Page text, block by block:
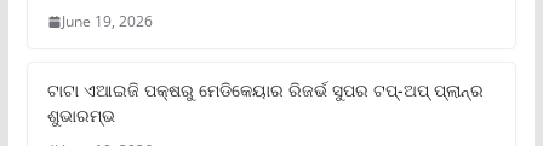
June 19, 2026
ଟାଟା ଏଆଇଜି ପକ୍ଷରୁ ମେଡିକେୟାର ରିଜର୍ଭ ସୁପର ଟପ୍‌-ଅପ୍ ପ୍ଲାନ୍‌ର
ଶୁଭାରମ୍ଭ